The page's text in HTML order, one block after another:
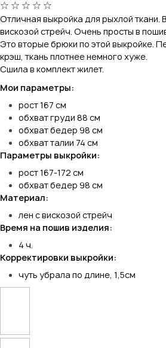
Отличная выкройка для рыхлой ткани.
вискозой стрейч. Очень просты в
Это вторые брюки по этой выкройке.
крэш, ткань плотнее немного хуже.
Сшила в комплект жилет.
Мои параметры:
рост 167 см
обхват груди 88 см
обхват бедер 98 см
обхват талии 74 см
Параметры выкройки:
рост 167-172 см
обхват бедер 98 см
Материал:
лен с вискозой стрейч
Время на пошив изделия:
4 ч.
Корректировки выкройки:
чуть убрала по длине, 1,5см